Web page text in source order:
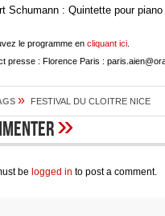
Schumann : Quintette pour
le programme en cliquant ici
presse : Florence Paris :
» FESTIVAL DU CLOITRE NICE
»
be logged in to post a comment.